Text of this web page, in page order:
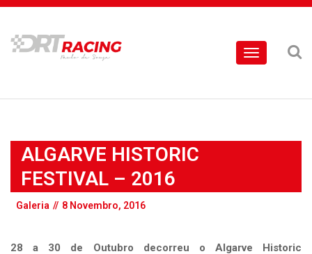
Toggle
ALGARVE HISTORIC
FESTIVAL – 2016
Galeria // 8 Novembro, 2016
28 a 30 de Outubro decorreu o Algarve Historic